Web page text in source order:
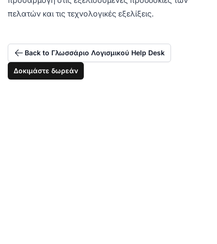
πελατών και τις τεχνολογικές εξελίξεις.
Back to Γλωσσάριο Λογισμικού Help Desk
Δοκιμάστε δωρεάν